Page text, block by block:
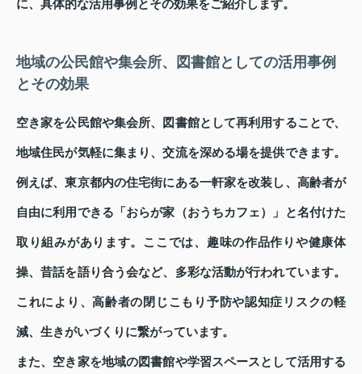
に、具体的な活用事例とその効果をご紹介します。
地域の公民館や集会所、図書館としての活用事例
とその効果
空き家を公民館や集会所、図書館として再利用することで、
地域住民が気軽に集まり、交流を深める場を提供できます。
例えば、東京都内の住宅街にある一軒家を改装し、高齢者が
自由に利用できる「おらが家（おうちカフェ）」と名付けた
取り組みがあります。ここでは、趣味の作品作りや健康体
操、昔話を語り合う会など、多彩な活動が行われています。
これにより、高齢者の閉じこもり予防や認知症リスクの軽
減、生きがいづくりに繋がっています。
また、空き家を地域の図書館や学習スペースとして活用する